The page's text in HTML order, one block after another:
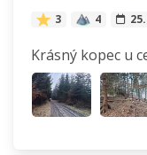
3 4
Krásný kopec u